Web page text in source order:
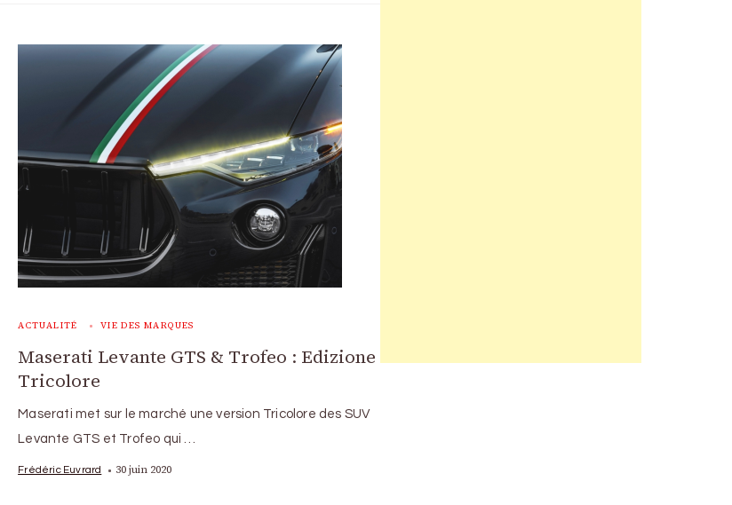
ACTUALITÉ VIE DES MARQUES
Maserati Levante GTS & Trofeo : Edizione
Tricolore
Maserati met sur le marché une version Tricolore des SUV
Levante GTS et Trofeo qui …
Frédéric Euvrard 30 juin 2020